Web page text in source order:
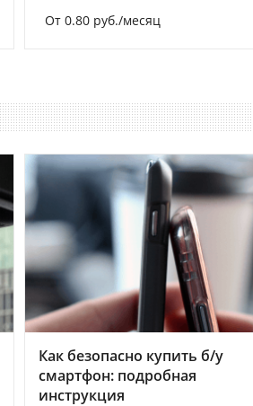
От 0.80 руб./месяц
Как безопасно купить б/у
смартфон: подробная
инструкция